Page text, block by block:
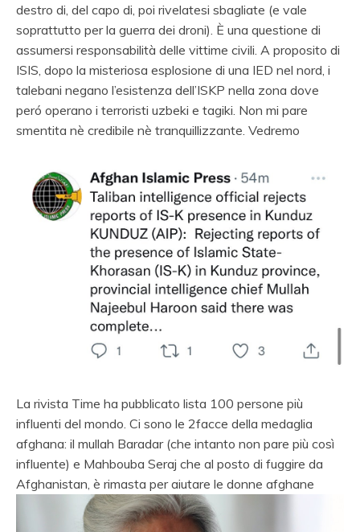
destro di, del capo di, poi rivelatesi sbagliate (e vale
soprattutto per la guerra dei droni). È una questione di
assumersi responsabilità delle vittime civili. A proposito di
ISIS, dopo la misteriosa esplosione di una IED nel nord, i
talebani negano l’esistenza dell’ISKP nella zona dove
peró operano i terroristi uzbeki e tagiki. Non mi pare
smentita nè credibile nè tranquillizzante. Vedremo
La rivista Time ha pubblicato lista 100 persone più
influenti del mondo. Ci sono le 2facce della medaglia
afghana: il mullah Baradar (che intanto non pare più così
influente) e Mahbouba Seraj che al posto di fuggire da
Afghanistan, è rimasta per aiutare le donne afghane